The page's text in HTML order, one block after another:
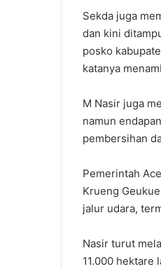
Sekda juga
dan kini
posko
katanya
M Nasir juga
namun
pembersihan
Pemerintah
Krueng
jalur udara,
Nasir turut
11.000 hektare